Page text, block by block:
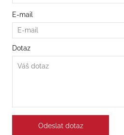
E-mail
Dotaz